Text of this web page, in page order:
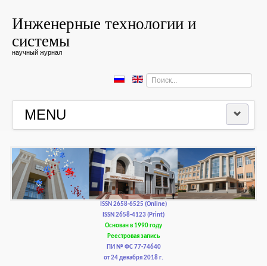
Инженерные технологии и
системы
научный журнал
Искать...
MENU
РЕДКОЛЛЕГИЯ
РЕДАКЦИОННАЯ ПОЛИТИКА И ЭТИКА
ISSN 2658-6525 (Online)
ISSN 2658-4123 (Print)
Основан в 1990 году
Реестровая запись
ПИ № ФС 77-74640
от 24 декабря 2018 г.